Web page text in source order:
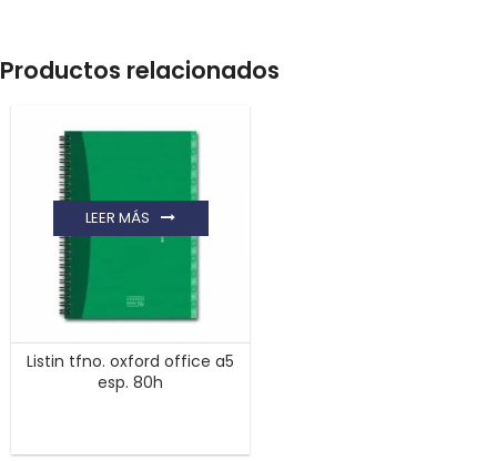
Productos relacionados
Listin tfno. oxford office a5
esp. 80h
LEER MÁS